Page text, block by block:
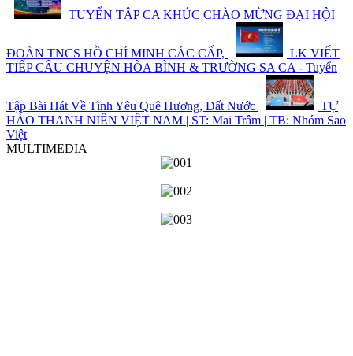
TUYỂN TẬP CA KHÚC CHÀO MỪNG ĐẠI HỘI
ĐOÀN TNCS HỒ CHÍ MINH CÁC CẤP,
LK VIẾT
TIẾP CÂU CHUYỆN HÒA BÌNH & TRƯỜNG SA CA - Tuyển
Tập Bài Hát Về Tình Yêu Quê Hương, Đất Nước
TỰ
HÀO THANH NIÊN VIỆT NAM | ST: Mai Trâm | TB: Nhóm Sao
Việt
MULTIMEDIA